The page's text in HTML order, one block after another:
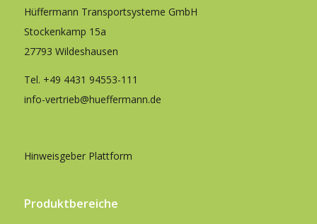
Hüffermann Transportsysteme GmbH
Stockenkamp 15a
27793 Wildeshausen
Tel. +49 4431 94553-111
info-vertrieb@hueffermann.de
Hinweisgeber Plattform
Produktbereiche